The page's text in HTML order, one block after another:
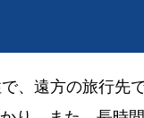
、遠方の旅行先